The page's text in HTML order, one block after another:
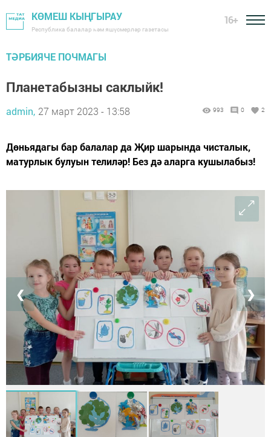
КӨМЕШ КЫҢГЫРАУ
Республика балалар һәм яшүсмерләр газетасы
16+
ТӘРБИЯЧЕ ПОЧМАГЫ
Планетабызны саклыйк!
admin, 27 март 2023 - 13:58 993 0 2
Дөньядагы бар балалар да Җир шарында чисталык,
матурлык булуын телиләр! Без дә аларга кушылабыз!
❮ ❯